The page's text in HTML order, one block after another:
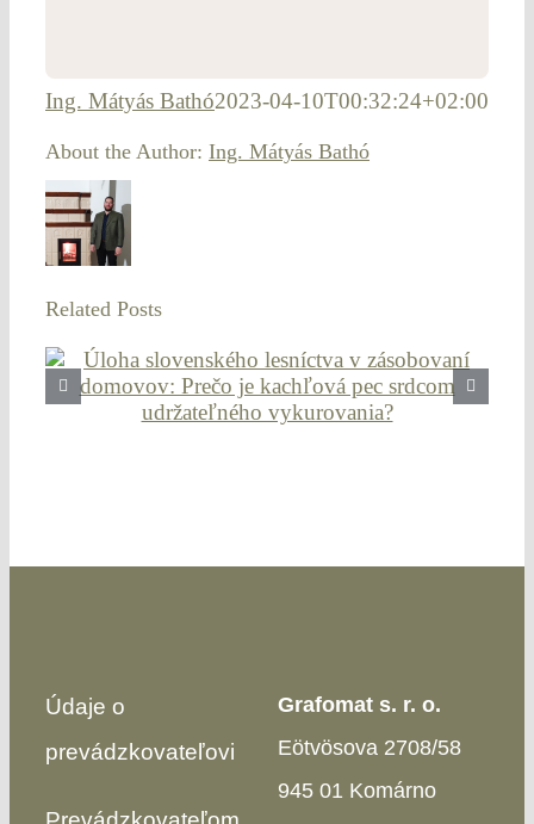
Ing. Mátyás Bathó2023-04-10T00:32:24+02:00
About the Author: Ing. Mátyás Bathó
Related Posts
Údaje o
prevádzkovateľovi
Grafomat s. r. o.
Eötvösova 2708/58
945 01 Komárno